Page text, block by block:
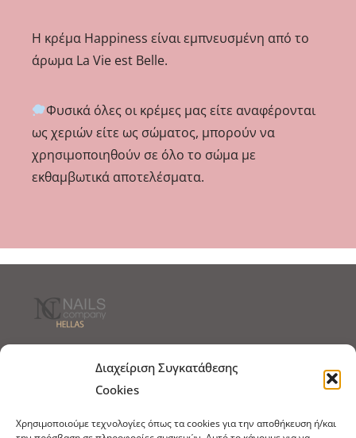
Διαχείριση Συγκατάθεσης
Cookies
Χρησιμοποιούμε τεχνολογίες όπως τα cookies για την αποθήκευση ή/και
Η κρέμα Happiness είναι εμπνευσμένη από το
άρωμα La Vie est Belle.
Φυσικά όλες οι κρέμες μας είτε αναφέρονται
ως χεριών είτε ως σώματος, μπορούν να
χρησιμοποιηθούν σε όλο το σώμα με
εκθαμβωτικά αποτελέσματα.
Τρόποι Παραγγελίας
Πολιτική Cookies